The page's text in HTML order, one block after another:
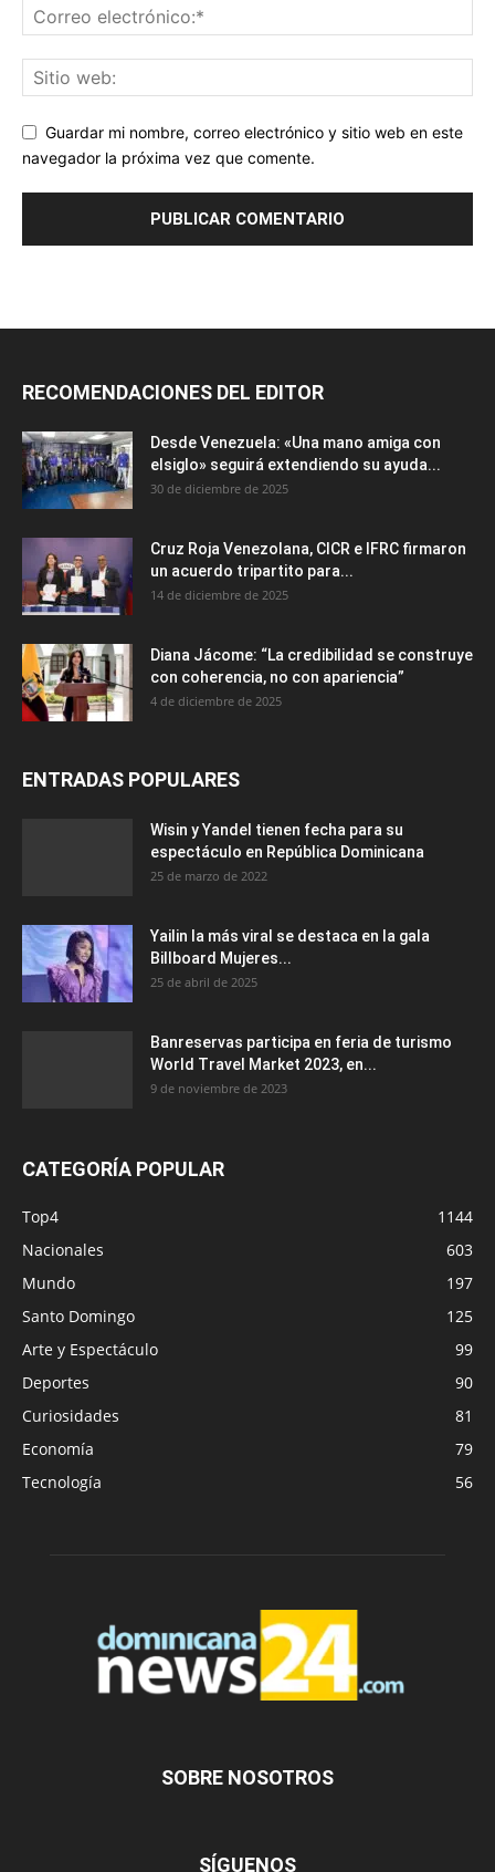
Guardar mi nombre, correo electrónico y sitio web en este
navegador la próxima vez que comente.
RECOMENDACIONES DEL EDITOR
Desde Venezuela: «Una mano amiga con
elsiglo» seguirá extendiendo su ayuda...
30 de diciembre de 2025
Cruz Roja Venezolana, CICR e IFRC firmaron
un acuerdo tripartito para...
14 de diciembre de 2025
Diana Jácome: “La credibilidad se construye
con coherencia, no con apariencia”
4 de diciembre de 2025
ENTRADAS POPULARES
Wisin y Yandel tienen fecha para su
espectáculo en República Dominicana
25 de marzo de 2022
Yailin la más viral se destaca en la gala
Billboard Mujeres...
25 de abril de 2025
Banreservas participa en feria de turismo
World Travel Market 2023, en...
9 de noviembre de 2023
CATEGORÍA POPULAR
Top4
1144
Nacionales
603
Mundo
197
Santo Domingo
125
Arte y Espectáculo
99
Deportes
90
Curiosidades
81
Economía
79
Tecnología
56
SOBRE NOSOTROS
SÍGUENOS